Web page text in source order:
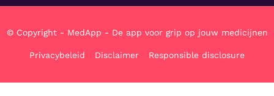
© Copyright - MedApp - De app voor grip op jouw medicijnen
Privacybeleid Disclaimer Responsible disclosure